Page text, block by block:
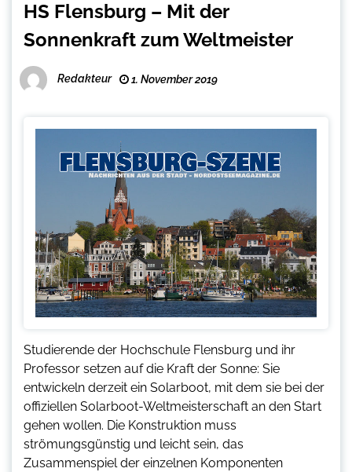
HS Flensburg – Mit der
Sonnenkraft zum Weltmeister
Redakteur 1. November 2019
Studierende der Hochschule Flensburg und ihr
Professor setzen auf die Kraft der Sonne: Sie
entwickeln derzeit ein Solarboot, mit dem sie bei der
offiziellen Solarboot-Weltmeisterschaft an den Start
gehen wollen. Die Konstruktion muss
strömungsgünstig und leicht sein, das
Zusammenspiel der einzelnen Komponenten